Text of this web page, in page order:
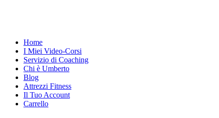
Home
I Miei Video-Corsi
Servizio di Coaching
Chi è Umberto
Blog
Attrezzi Fitness
Il Tuo Account
Carrello